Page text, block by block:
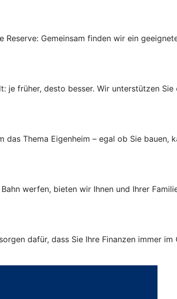
Reserve: Gemeinsam finden wir ein
je früher, desto besser. Wir unterstützen
das Thema Eigenheim – egal ob Sie bauen,
werfen, bieten wir Ihnen und Ihrer
dafür, dass Sie Ihre Finanzen immer im